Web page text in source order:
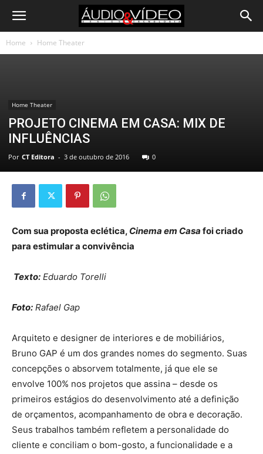
Home Home Theater
Home Theater
PROJETO CINEMA EM CASA: MIX DE
INFLUÊNCIAS
Por CT Editora - 3 de outubro de 2016 0
Com sua proposta eclética, Cinema em Casa foi criado
para estimular a convivência
Texto: Eduardo Torelli
Foto: Rafael Gap
Arquiteto e designer de interiores e de mobiliários,
Bruno GAP é um dos grandes nomes do segmento. Suas
concepções o absorvem totalmente, já que ele se
envolve 100% nos projetos que assina – desde os
primeiros estágios do desenvolvimento até a definição
de orçamentos, acompanhamento de obra e decoração.
Seus trabalhos também refletem a personalidade do
cliente e conciliam o bom-gosto, a funcionalidade e a